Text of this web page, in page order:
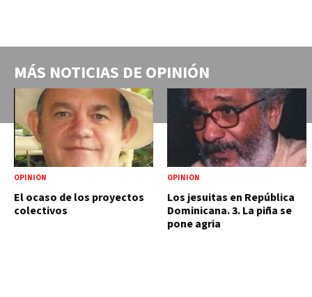
MÁS NOTICIAS DE OPINIÓN
OPINIÓN
El ocaso de los proyectos
colectivos
OPINIÓN
Los jesuitas en República
Dominicana. 3. La piña se
pone agria